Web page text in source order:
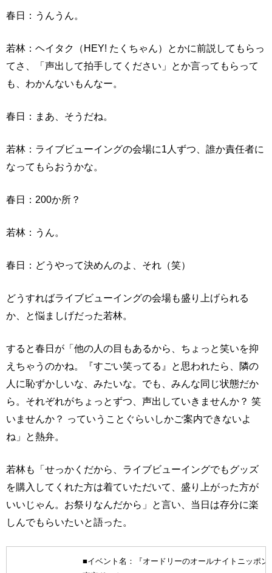
春日：うんうん。
若林：ヘイタク（HEY! たくちゃん）とかに前説してもらっ
てさ、「声出して拍手してください」とか言ってもらって
も、わかんないもんなー。
春日：まあ、そうだね。
若林：ライブビューイングの会場に1人ずつ、誰か責任者に
なってもらおうかな。
春日：200か所？
若林：うん。
春日：どうやって決めんのよ、それ（笑）
どうすればライブビューイングの会場も盛り上げられる
か、と悩ましげだった若林。
すると春日が「他の人の目もあるから、ちょっと笑いを抑
えちゃうのかね。『すごい笑ってる』と思われたら、隣の
人に恥ずかしいな、みたいな。でも、みんな同じ状態だか
ら。それぞれがちょっとずつ、声出していきませんか？ 笑
いませんか？ っていうことぐらいしかご案内できないよ
ね」と熱弁。
若林も「せっかくだから、ライブビューイングでもグッズ
を購入してくれた方は着ていただいて、盛り上がった方が
いいじゃん。お祭りなんだから」と言い、当日は存分に楽
しんでもらいたいと語った。
■イベント名：『オードリーのオールナイトニッポン